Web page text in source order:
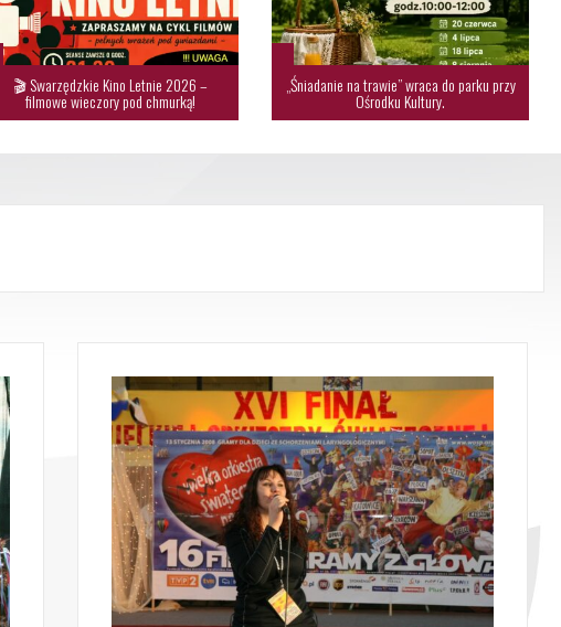
🎬 Swarzędzkie Kino Letnie 2026 –
filmowe wieczory pod chmurką!
„Śniadanie na trawie” wraca do parku przy
Ośrodku Kultury.